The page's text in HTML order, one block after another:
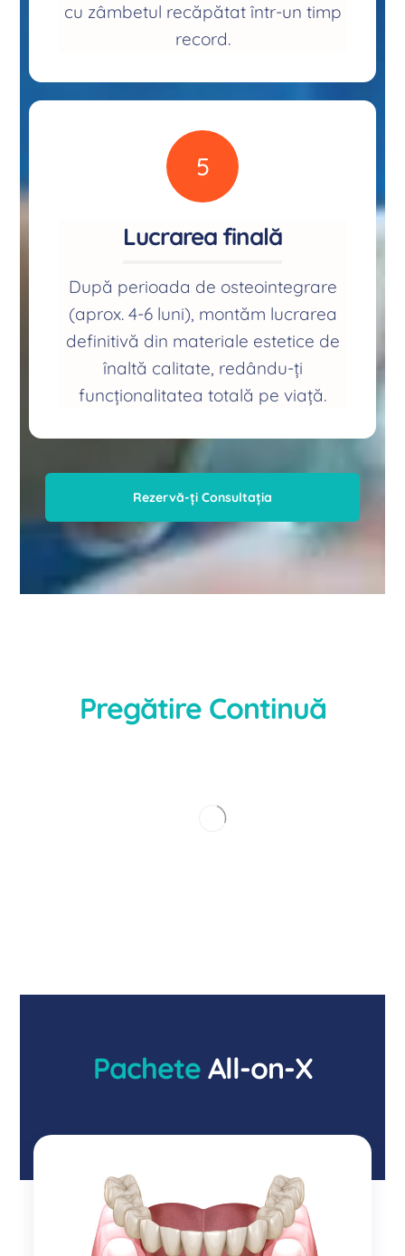
cu zâmbetul recăpătat într-un timp
record.
5
Lucrarea finală
După perioada de osteointegrare
(aprox. 4-6 luni), montăm lucrarea
definitivă din materiale estetice de
înaltă calitate, redându-ți
funcționalitatea totală pe viață.
Rezervă-ți Consultația
Pregătire Continuă
Pachete All-on-X